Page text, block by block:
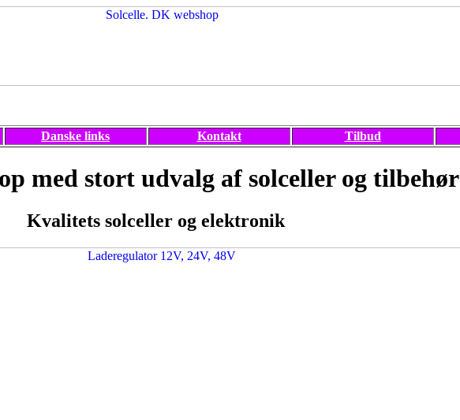
Danske links Kontakt Tilbud
med stort udvalg af solceller og tilbehør
Kvalitets solceller og elektronik